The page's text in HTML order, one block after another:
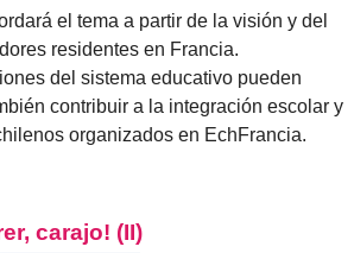
el tema a partir de la visión y del
residentes en Francia.
del sistema educativo pueden
contribuir a la integración escolar y
organizados en EchFrancia.
carajo! (II)